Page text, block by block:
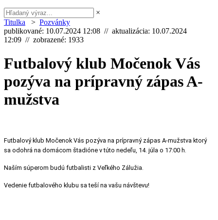
×
Titulka > Pozvánky
publikované: 10.07.2024 12:08 // aktualizácia: 10.07.2024
12:09 // zobrazené: 1933
Futbalový klub Močenok Vás
pozýva na prípravný zápas A-
mužstva
Futbalový klub Močenok Vás pozýva na prípravný zápas A-mužstva ktorý
sa odohrá na domácom štadióne v túto nedeľu, 14. júla o 17:00 h.
Naším súperom budú futbalisti z Veľkého Zálužia.
Vedenie futbalového klubu sa teší na vašu návštevu!